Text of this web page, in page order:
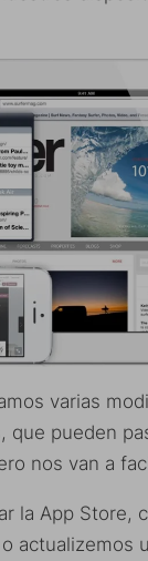
varias
que pueden
nos van a
la App Store,
actualizemos